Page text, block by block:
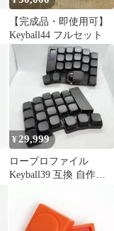
【完成品・即使用可】
Keyball44 フルセット
¥29,999
ロープロファイル
Keyball39 互換 自作キ